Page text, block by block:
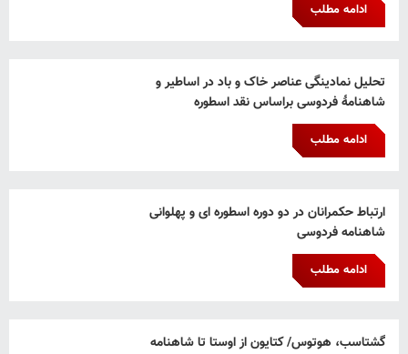
ادامه مطلب
تحلیل نمادینگی عناصر خاک و باد در اساطیر و
شاهنامۀ فردوسی براساس نقد اسطوره
ادامه مطلب
ارتباط حکمرانان در دو دوره اسطوره ای و پهلوانی
شاهنامه فردوسی
ادامه مطلب
گشتاسب، هوتوس/ کتایون از اوستا تا شاهنامه